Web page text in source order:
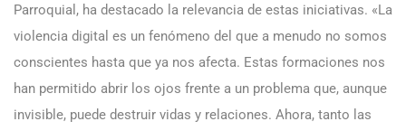
Parroquial, ha destacado la relevancia de estas iniciativas. «La
violencia digital es un fenómeno del que a menudo no somos
conscientes hasta que ya nos afecta. Estas formaciones nos
han permitido abrir los ojos frente a un problema que, aunque
invisible, puede destruir vidas y relaciones. Ahora, tanto las